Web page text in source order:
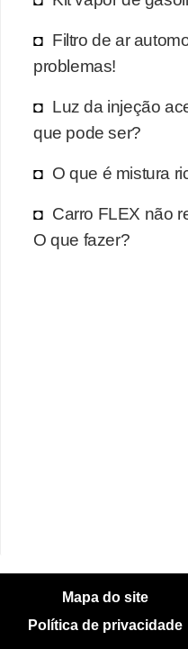
Filtro de ar
problemas!
Luz da injeção
que pode ser?
O que é mistura
Carro FLEX não
O que fazer?
Mapa do site
Política de privacidade